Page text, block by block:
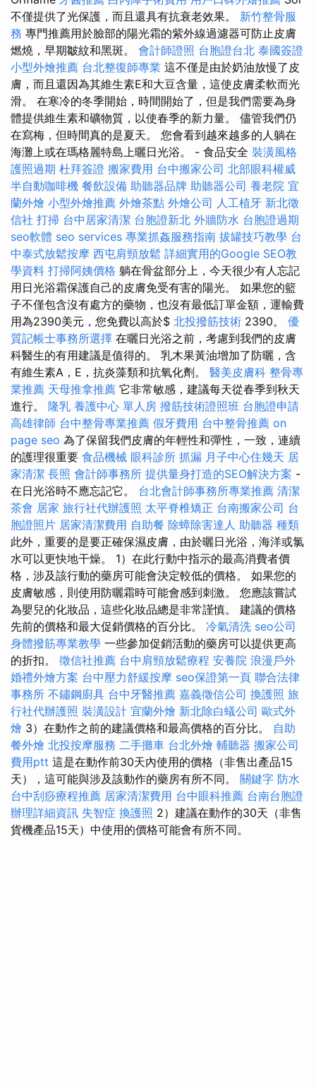
不僅提供了光保護，而且還具有抗衰老效果。 新竹整骨服
務 專門推薦用於臉部的陽光霜的紫外線過濾器可防止皮膚
燃燒，早期皺紋和黑斑。 會計師證照 台胞證台北 泰國簽證
小型外燴推薦 台北整復師專業 這不僅是由於奶油放慢了皮
膚，而且還因為其維生素E和大豆含量，這使皮膚柔軟而光
滑。 在寒冷的冬季開始，時間開始了，但是我們需要為身
體提供維生素和礦物質，以使春季的新力量。 儘管我們仍
在寫梅，但時間真的是夏天。 您會看到越來越多的人躺在
海灘上或在瑪格麗特島上曬日光浴。 - 食品安全 裝潢風格
護照過期 杜拜簽證 搬家費用 台中搬家公司 北部眼科權威
半自動咖啡機 餐飲設備 助聽器品牌 助聽器公司 養老院 宜
蘭外燴 小型外燴推薦 外燴茶點 外燴公司 人工植牙 新北徵
信社 打掃 台中居家清潔 台胞證新北 外牆防水 台胞證過期
seo軟體 seo services 專業抓姦服務指南 拔罐技巧教學 台
中泰式放鬆按摩 西屯肩頸放鬆 詳細實用的Google SEO教
學資料 打掃阿姨價格 躺在骨盆部分上，今天很少有人忘記
用日光浴霜保護自己的皮膚免受有害的陽光。 如果您的籃
子不僅包含沒有處方的藥物，也沒有最低訂單金額，運輸費
用為2390美元，您免費以高於$ 北投撥筋技術 2390。 優
質記帳士事務所選擇 在曬日光浴之前，考慮到我們的皮膚
科醫生的有用建議是值得的。 乳木果黃油增加了防曬，含
有維生素A，E，抗炎藻類和抗氧化劑。 醫美皮膚科 整骨專
業推薦 天母推拿推薦 它非常敏感，建議每天從春季到秋天
進行。 隆乳 養護中心 單人房 撥筋技術證照班 台胞證申請
高雄律師 台中整骨專業推薦 假牙費用 台中整骨推薦 on
page seo 為了保留我們皮膚的年輕性和彈性，一致，連續
的護理很重要 食品機械 眼科診所 抓漏 月子中心住幾天 居
家清潔 長照 會計師事務所 提供量身打造的SEO解決方案 -
在日光浴時不應忘記它。 台北會計師事務所專業推薦 清潔
茶會 居家 旅行社代辦護照 太平脊椎矯正 台南搬家公司 台
胞證照片 居家清潔費用 自助餐 除蟑除害達人 助聽器 種類
此外，重要的是要正確保濕皮膚，由於曬日光浴，海洋或氯
水可以更快地干燥。 1）在此行動中指示的最高消費者價
格，涉及該行動的藥房可能會決定較低的價格。 如果您的
皮膚敏感，則使用防曬霜時可能會感到刺激。 您應該嘗試
為嬰兒的化妝品，這些化妝品總是非常謹慎。 建議的價格
先前的價格和最大促銷價格的百分比。 冷氣清洗 seo公司
身體撥筋專業教學 一些參加促銷活動的藥房可以提供更高
的折扣。 徵信社推薦 台中肩頸放鬆療程 安養院 浪漫戶外
婚禮外燴方案 台中壓力舒緩按摩 seo保證第一頁 聯合法律
事務所 不鏽鋼廚具 台中牙醫推薦 嘉義徵信公司 換護照 旅
行社代辦護照 裝潢設計 宜蘭外燴 新北除白蟻公司 歐式外
燴 3）在動作之前的建議價格和最高價格的百分比。 自助
餐外燴 北投按摩服務 二手攤車 台北外燴 輔聽器 搬家公司
費用ptt 這是在動作前30天內使用的價格（非售出產品15
天），這可能與涉及該動作的藥房有所不同。 關鍵字 防水
台中刮痧療程推薦 居家清潔費用 台中眼科推薦 台南台胞證
辦理詳細資訊 失智症 換護照 2）建議在動作的30天（非售
貨機產品15天）中使用的價格可能會有所不同。